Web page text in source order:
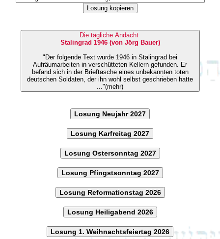
Losung kopieren
Die tägliche Andacht
Stalingrad 1946 (von Jörg Bauer)
"Der folgende Text wurde 1946 in Stalingrad bei
Aufräumarbeiten in verschütteten Kellern gefunden. Er
befand sich in der Brieftasche eines unbekannten toten
deutschen Soldaten, der ihn wohl selbst geschrieben hatte
..."(mehr)
Losung Neujahr 2027
Losung Karfreitag 2027
Losung Ostersonntag 2027
Losung Pfingstsonntag 2027
Losung Reformationstag 2026
Losung Heiligabend 2026
Losung 1. Weihnachtsfeiertag 2026